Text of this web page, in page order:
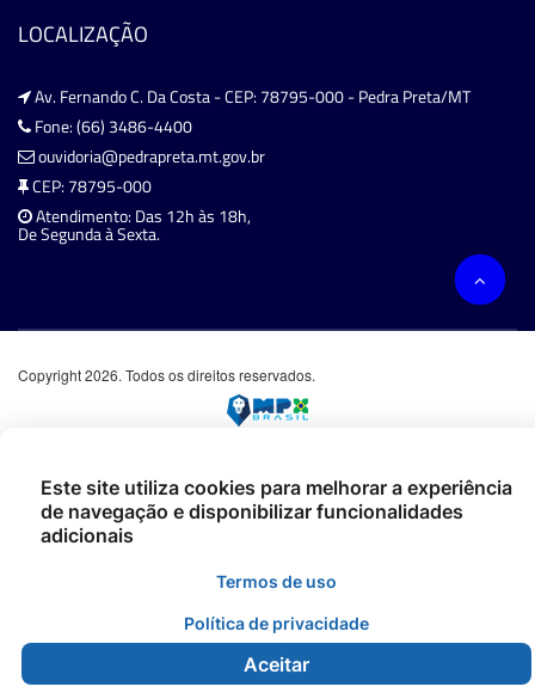
LOCALIZAÇÃO
Av. Fernando C. Da Costa - CEP: 78795-000 - Pedra Preta/MT
Fone: (66) 3486-4400
ouvidoria@pedrapreta.mt.gov.br
CEP: 78795-000
Atendimento: Das 12h às 18h,
De Segunda à Sexta.
Copyright 2026. Todos os direitos reservados.
Este site utiliza cookies para melhorar a experiência
de navegação e disponibilizar funcionalidades
adicionais
Termos de uso
Política de privacidade
Aceitar